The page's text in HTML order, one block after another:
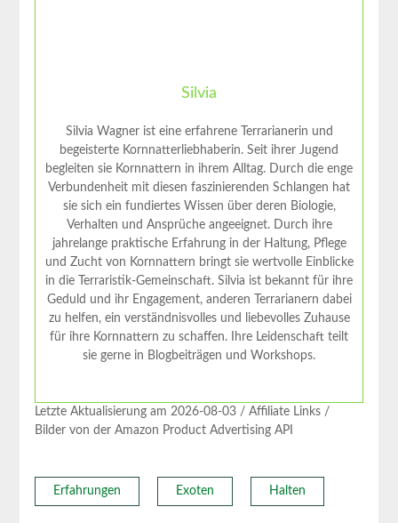
Silvia
Silvia Wagner ist eine erfahrene Terrarianerin und
begeisterte Kornnatterliebhaberin. Seit ihrer Jugend
begleiten sie Kornnattern in ihrem Alltag. Durch die enge
Verbundenheit mit diesen faszinierenden Schlangen hat
sie sich ein fundiertes Wissen über deren Biologie,
Verhalten und Ansprüche angeeignet. Durch ihre
jahrelange praktische Erfahrung in der Haltung, Pflege
und Zucht von Kornnattern bringt sie wertvolle Einblicke
in die Terraristik-Gemeinschaft. Silvia ist bekannt für ihre
Geduld und ihr Engagement, anderen Terrarianern dabei
zu helfen, ein verständnisvolles und liebevolles Zuhause
für ihre Kornnattern zu schaffen. Ihre Leidenschaft teilt
sie gerne in Blogbeiträgen und Workshops.
Letzte Aktualisierung am 2026-08-03 / Affiliate Links /
Bilder von der Amazon Product Advertising API
Erfahrungen Exoten Halten